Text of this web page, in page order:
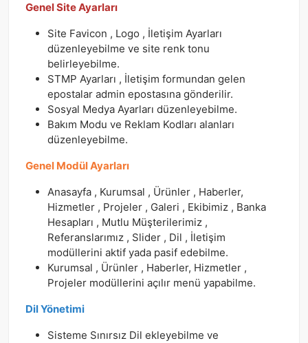
Genel Site Ayarları
Site Favicon , Logo , İletişim Ayarları
düzenleyebilme ve site renk tonu
belirleyebilme.
STMP Ayarları , İletişim formundan gelen
epostalar admin epostasına gönderilir.
Sosyal Medya Ayarları düzenleyebilme.
Bakım Modu ve Reklam Kodları alanları
düzenleyebilme.
Genel Modül Ayarları
Anasayfa , Kurumsal , Ürünler , Haberler,
Hizmetler , Projeler , Galeri , Ekibimiz , Banka
Hesapları , Mutlu Müşterilerimiz ,
Referanslarımız , Slider , Dil , İletişim
modüllerini aktif yada pasif edebilme.
Kurumsal , Ürünler , Haberler, Hizmetler ,
Projeler modüllerini açılır menü yapabilme.
Dil Yönetimi
Sisteme Sınırsız Dil ekleyebilme ve